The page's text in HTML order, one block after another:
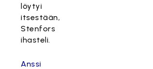
löytyi
itsestään,
Stenfors
ihasteli.
Anssi